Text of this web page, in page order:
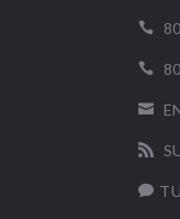




